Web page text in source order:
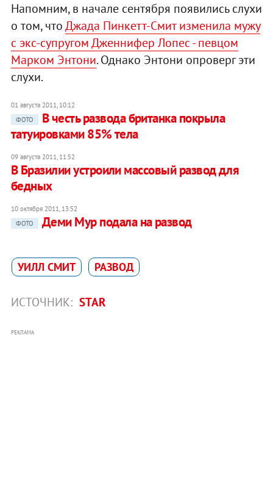
Напомним, в начале сентября появились слухи
о том, чтоДжада Пинкетт-Смит изменила мужу
с экс-супругом Дженнифер Лопес- певцом
Марком Энтони.Однако Энтони опроверг эти
слухи.
01 августа 2011, 10:12
ФОТО
В честь развода британка покрыла
татуировками 85% тела
09 августа 2011, 11:52
В Бразилии устроили массовый развод для
бедных
10 октября 2011, 13:52
ФОТО
Деми Мур подала на развод
УИЛЛ СМИТ РАЗВОД
ИСТОЧНИК: STAR
РЕКЛАМА